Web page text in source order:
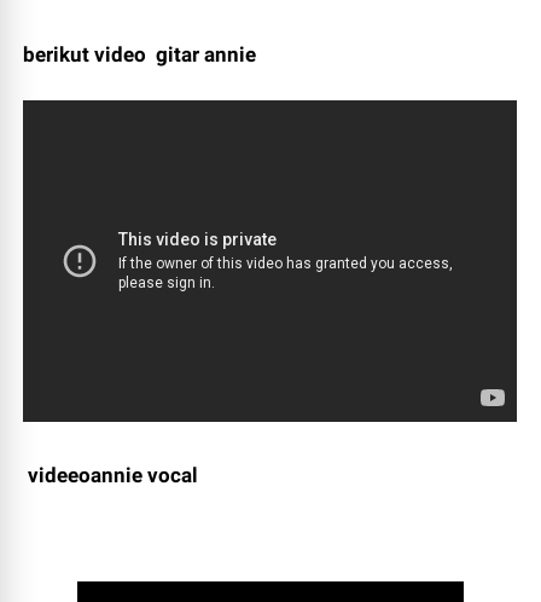
berikut video gitar annie
videeoannie vocal